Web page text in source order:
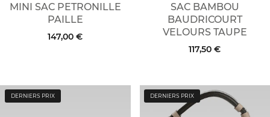
MINI SAC PETRONILLE
PAILLE
147,00 €
SAC BAMBOU
BAUDRICOURT
VELOURS TAUPE
117,50 €
DERNIERS PRIX DERNIERS PRIX